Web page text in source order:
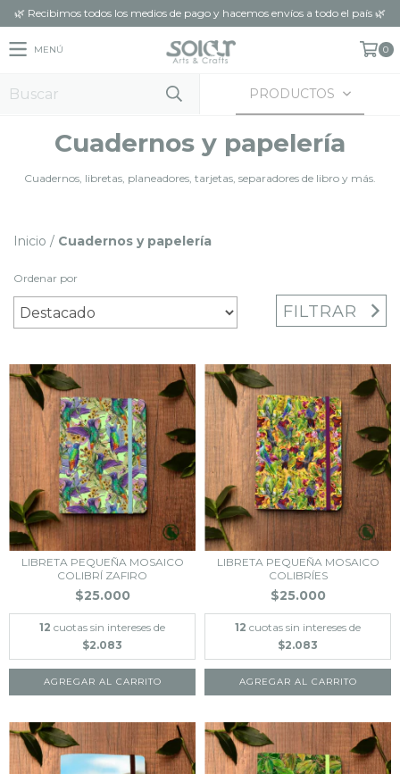
🌿 Recibimos todos los medios de pago y hacemos envíos a todo el país 🌿
MENÚ 0
PRODUCTOS
Cuadernos y papelería
Cuadernos, libretas, planeadores, tarjetas, separadores de libro y más.
Inicio / Cuadernos y papelería
Ordenar por
FILTRAR
LIBRETA PEQUEÑA MOSAICO
COLIBRÍ ZAFIRO
$25.000
12 cuotas sin intereses de
$2.083
LIBRETA PEQUEÑA MOSAICO
COLIBRÍES
$25.000
12 cuotas sin intereses de
$2.083